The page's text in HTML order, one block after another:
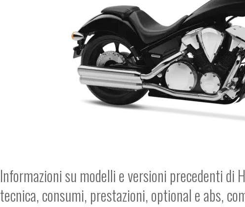
Informazioni su modelli e versioni precedenti di
tecnica, consumi, prestazioni, optional e abs,